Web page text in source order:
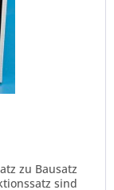
zu Bausatz
sind